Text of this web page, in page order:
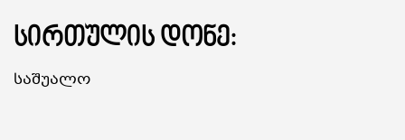
სირთულის დონე:
Საშუალო